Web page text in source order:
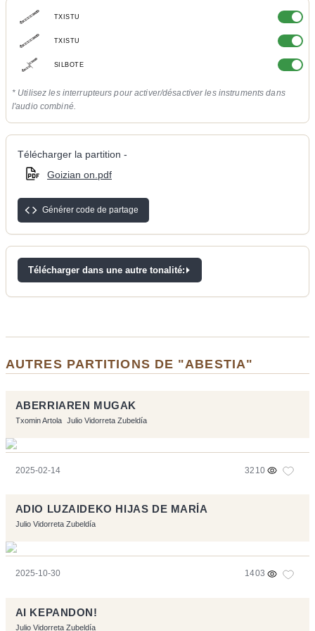
TXISTU
TXISTU
SILBOTE
* Utilisez les interrupteurs pour activer/désactiver les instruments dans
l'audio combiné.
Télécharger la partition -
Goizian on.pdf
Générer code de partage
Télécharger dans une autre tonalité:
AUTRES PARTITIONS DE "ABESTIA"
ABERRIAREN MUGAK
Txomin Artola Julio Vidorreta Zubeldía
2025-02-14 3210
ADIO LUZAIDEKO HIJAS DE MARÍA
Julio Vidorreta Zubeldía
2025-10-30 1403
AI KEPANDON!
Julio Vidorreta Zubeldía